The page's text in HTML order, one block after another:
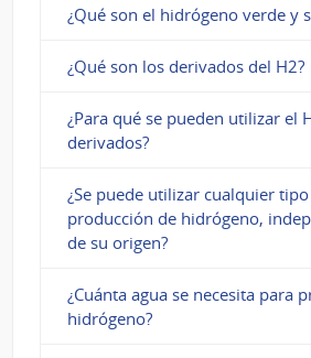
¿Qué son el hidrógeno verde y
¿Qué son los derivados del H2?
¿Para qué se pueden utilizar el
derivados?
¿Se puede utilizar cualquier
producción de hidrógeno,
de su origen?
¿Cuánta agua se necesita para
hidrógeno?